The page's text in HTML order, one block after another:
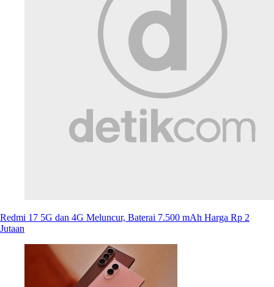
Redmi 17 5G dan 4G Meluncur, Baterai 7.500 mAh Harga Rp 2
Jutaan